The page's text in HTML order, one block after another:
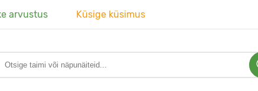
arvustus Küsige küsimus